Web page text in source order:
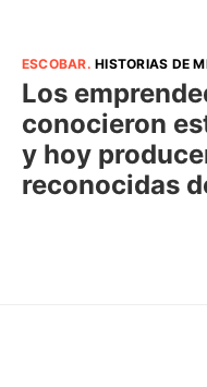
ESCOBAR.HISTORIAS DE
Los
conocieron
y hoy
reconocidas